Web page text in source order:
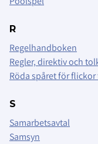
R
Regelhandboken
Regler, direktiv och
Röda spåret för flickor
S
Samarbetsavtal
Samsyn